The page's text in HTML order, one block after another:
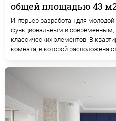
общей площадью 43
Интерьер разработан для
функциональным и современным,
классических элементов. В
комната, в которой расположена